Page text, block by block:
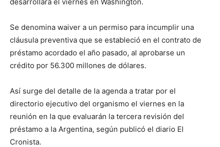
Se denomina waiver a un permiso para incumplir una
cláusula preventiva que se estableció en el contrato de
préstamo acordado el año pasado, al aprobarse un
crédito por 56.300 millones de dólares.
Así surge del detalle de la agenda a tratar por el
directorio ejecutivo del organismo el viernes en la
reunión en la que evaluarán la tercera revisión del
préstamo a la Argentina, según publicó el diario El
Cronista.